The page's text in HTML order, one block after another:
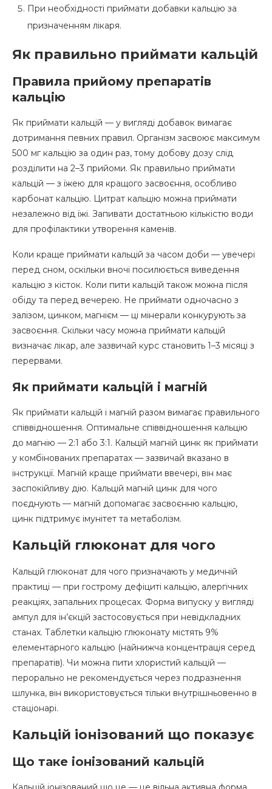
При необхідності приймати добавки кальцію за
призначенням лікаря.
Як правильно приймати кальцій
Правила прийому препаратів
кальцію
Як приймати кальцій — у вигляді добавок вимагає
дотримання певних правил. Організм засвоює максимум
500 мг кальцію за один раз, тому добову дозу слід
розділити на 2–3 прийоми. Як правильно приймати
кальцій — з їжею для кращого засвоєння, особливо
карбонат кальцію. Цитрат кальцію можна приймати
незалежно від їжі. Запивати достатньою кількістю води
для профілактики утворення каменів.
Коли краще приймати кальцій за часом доби — увечері
перед сном, оскільки вночі посилюється виведення
кальцію з кісток. Коли пити кальцій також можна після
обіду та перед вечерею. Не приймати одночасно з
залізом, цинком, магнієм — ці мінерали конкурують за
засвоєння. Скільки часу можна приймати кальцій
визначає лікар, але зазвичай курс становить 1–3 місяці з
перервами.
Як приймати кальцій і магній
Як приймати кальцій і магній разом вимагає правильного
співвідношення. Оптимальне співвідношення кальцію
до магнію — 2:1 або 3:1. Кальцій магній цинк як приймати
у комбінованих препаратах — зазвичай вказано в
інструкції. Магній краще приймати ввечері, він має
заспокійливу дію. Кальцій магній цинк для чого
поєднують — магній допомагає засвоєнню кальцію,
цинк підтримує імунітет та метаболізм.
Кальцій глюконат для чого
Кальцій глюконат для чого призначають у медичній
практиці — при гострому дефіциті кальцію, алергічних
реакціях, запальних процесах. Форма випуску у вигляді
ампул для ін’єкцій застосовується при невідкладних
станах. Таблетки кальцію глюконату містять 9%
елементарного кальцію (найнижча концентрація серед
препаратів). Чи можна пити хлористий кальцій —
перорально не рекомендується через подразнення
шлунка, він використовується тільки внутрішньовенно в
стаціонарі.
Кальцій іонізований що показує
Що таке іонізований кальцій